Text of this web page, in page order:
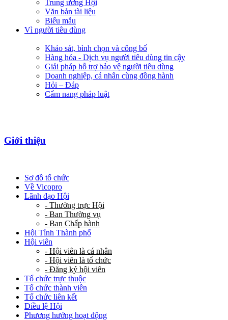
Trung ương Hội
Văn bản tài liệu
Biểu mẫu
Vì người tiêu dùng
Khảo sát, bình chọn và công bố
Hàng hóa - Dịch vụ người tiêu dùng tin cậy
Giải pháp hỗ trợ bảo vệ người tiêu dùng
Doanh nghiệp, cá nhân cùng đồng hành
Hỏi – Đáp
Cẩm nang pháp luật
Giới thiệu
Sơ đồ tổ chức
Về Vicopro
Lãnh đạo Hội
- Thường trực Hội
- Ban Thường vụ
- Ban Chấp hành
Hội Tỉnh Thành phố
Hội viên
- Hội viên là cá nhân
- Hội viên là tổ chức
- Đăng ký hội viên
Tổ chức trực thuộc
Tổ chức thành viên
Tổ chức liên kết
Điều lệ Hội
Phương hướng hoạt động